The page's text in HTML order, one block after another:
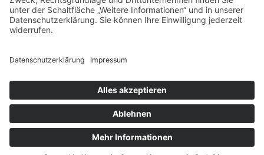
+48 609 953 066
info@kotarek.com
Verpackungsregister LUCID: DE2926643562464